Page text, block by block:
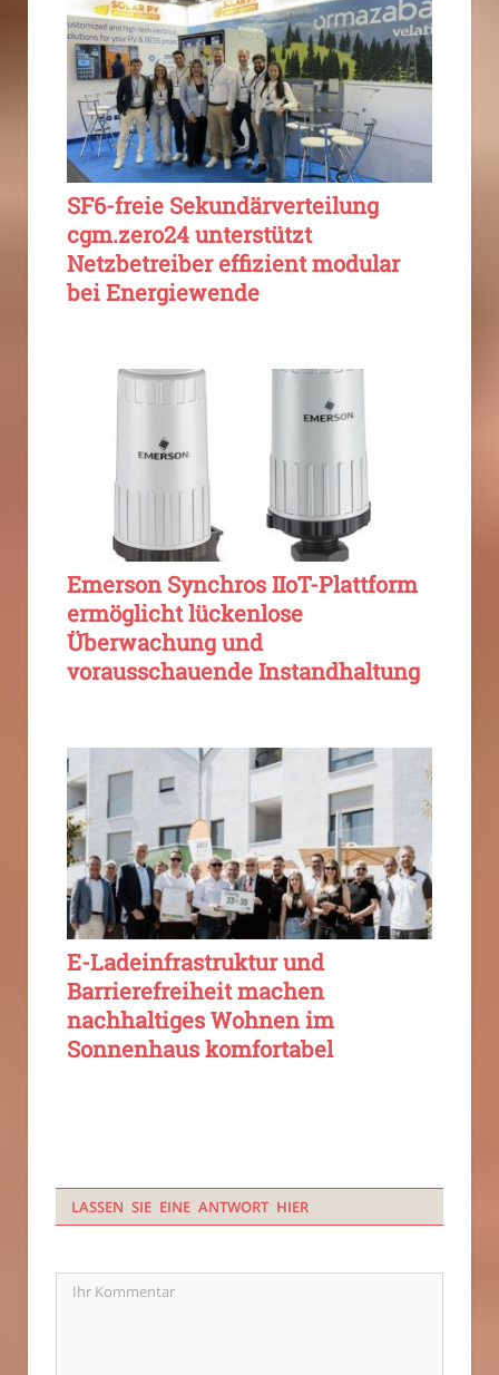
SF6-freie Sekundärverteilung
cgm.zero24 unterstützt
Netzbetreiber effizient modular
bei Energiewende
Emerson Synchros IIoT-Plattform
ermöglicht lückenlose
Überwachung und
vorausschauende Instandhaltung
E-Ladeinfrastruktur und
Barrierefreiheit machen
nachhaltiges Wohnen im
Sonnenhaus komfortabel
LASSEN SIE EINE ANTWORT HIER